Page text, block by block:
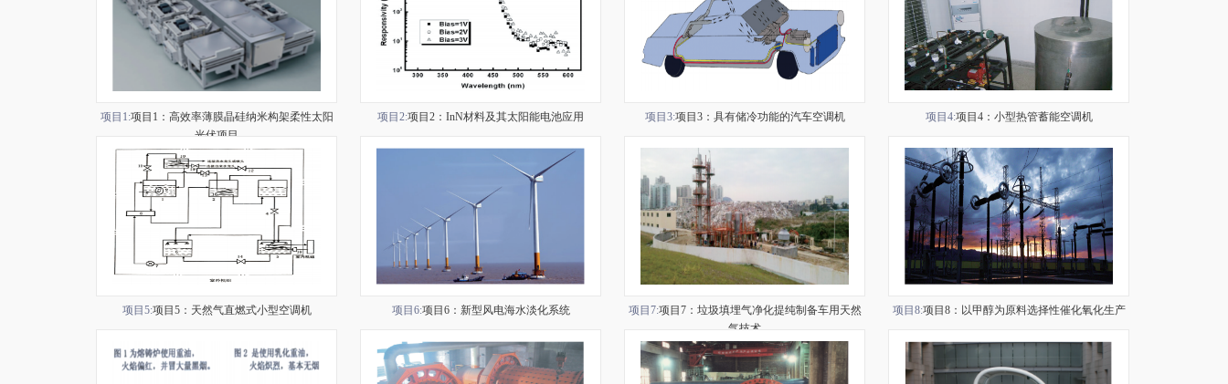
项目1:项目1：高效率薄膜晶硅纳米构架柔性太阳
光伏项目
项目2:项目2：InN材料及其太阳能电池应用 项目3:项目3：具有储冷功能的汽车空调机 项目4:项目4：小型热管蓄能空调机
项目5:项目5：天然气直燃式小型空调机 项目6:项目6：新型风电海水淡化系统 项目7:项目7：垃圾填埋气净化提纯制备车用天然
气技术
项目8:项目8：以甲醇为原料选择性催化氧化生产